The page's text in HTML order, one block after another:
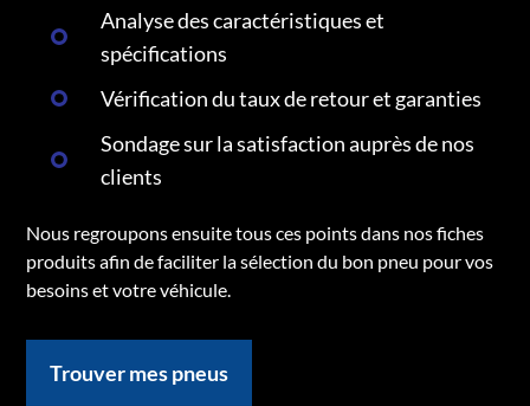
Analyse des caractéristiques et
spécifications
Vérification du taux de retour et garanties
Sondage sur la satisfaction auprès de nos
clients
Nous regroupons ensuite tous ces points dans nos fiches
produits afin de faciliter la sélection du bon pneu pour vos
besoins et votre véhicule.
Trouver mes pneus